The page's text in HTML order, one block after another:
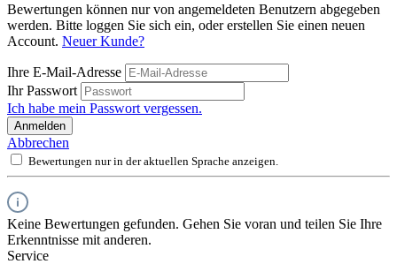
Bewertungen können nur von angemeldeten Benutzern abgegeben
werden. Bitte loggen Sie sich ein, oder erstellen Sie einen neuen
Account. Neuer Kunde?
Ihre E-Mail-Adresse
Ihr Passwort
Ich habe mein Passwort vergessen.
Anmelden
Abbrechen
Bewertungen nur in der aktuellen Sprache anzeigen.
Keine Bewertungen gefunden. Gehen Sie voran und teilen Sie Ihre
Erkenntnisse mit anderen.
Service